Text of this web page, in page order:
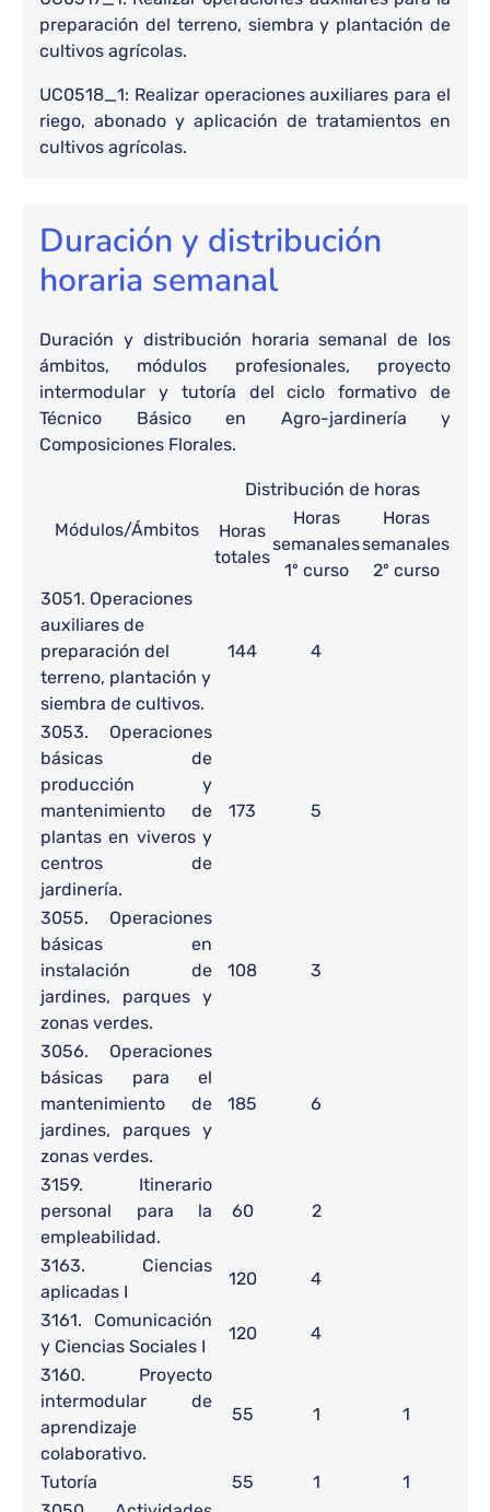
preparación del terreno, siembra y plantación de
cultivos agrícolas.
UC0518_1: Realizar operaciones auxiliares para el
riego, abonado y aplicación de tratamientos en
cultivos agrícolas.
Duración y distribución
horaria semanal
Duración y distribución horaria semanal de los
ámbitos, módulos profesionales, proyecto
intermodular y tutoría del ciclo formativo de
Técnico Básico en Agro-jardinería y
Composiciones Florales.
Módulos/Ámbitos
Distribución de horas
Horas
totales
Horas
semanales
1º curso
Horas
semanales
2º curso
3051. Operaciones
auxiliares de
preparación del
terreno, plantación y
siembra de cultivos.
144 4
3053. Operaciones
básicas de
producción y
mantenimiento de
plantas en viveros y
centros de
jardinería.
173 5
3055. Operaciones
básicas en
instalación de
jardines, parques y
zonas verdes.
108 3
3056. Operaciones
básicas para el
mantenimiento de
jardines, parques y
zonas verdes.
185 6
3159. Itinerario
personal para la
empleabilidad.
60 2
3163. Ciencias
aplicadas I
120
4
3161. Comunicación
y Ciencias Sociales I
120
4
3160. Proyecto
intermodular de
aprendizaje
colaborativo.
55 1 1
Tutoría 55 1
1